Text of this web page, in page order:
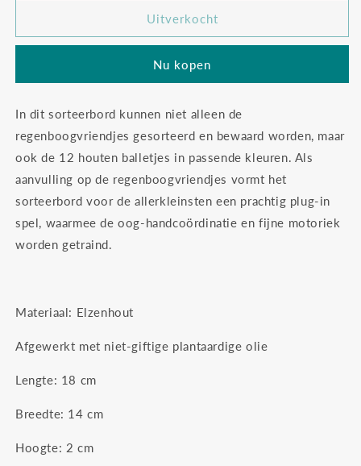
sorteerbord
Grimm&#39;s
sorteerbord
Uitverkocht
Nu kopen
In dit sorteerbord kunnen niet alleen de
regenboogvriendjes gesorteerd en bewaard worden, maar
ook de 12 houten balletjes in passende kleuren. Als
aanvulling op de regenboogvriendjes vormt het
sorteerbord voor de allerkleinsten een prachtig plug-in
spel, waarmee de oog-handcoördinatie en fijne motoriek
worden getraind.
Materiaal: Elzenhout
Afgewerkt met niet-giftige plantaardige olie
Lengte: 18 cm
Breedte: 14 cm
Hoogte: 2 cm